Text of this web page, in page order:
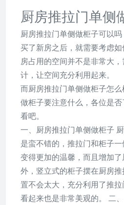
厨房推拉门单侧
厨房推拉门单侧做柜子可以吗
买了新房之后，就需要考虑
房占用的空间并不是非常大
计，让空间充分利用起来。
而厨房推拉门单侧做柜子怎
做柜子要注意什么，各位是
看吧。
一、厨房推拉门单侧做柜子
是蛮不错的，推拉门和柜子
变得更加的温馨，而且增加
外，竖立式的柜子摆在厨房
置不会太大，充分利用了推
看起来也是非常美观的。 二